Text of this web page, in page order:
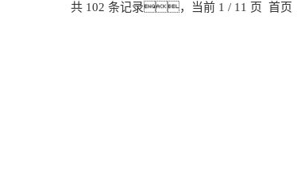
共 102 条记录，当前 1 / 11 页 首页